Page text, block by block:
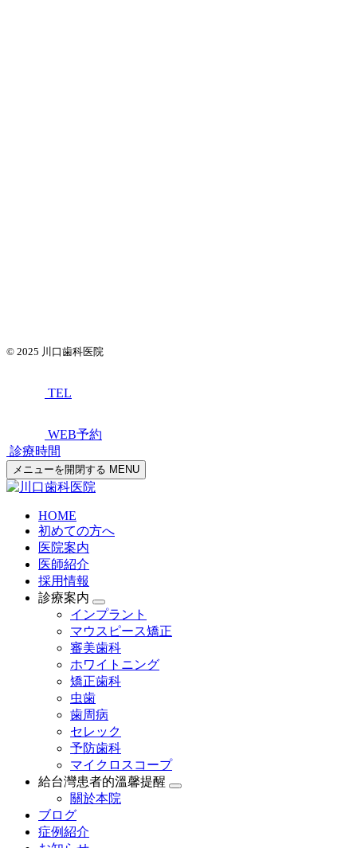
© 2025 川口歯科医院
TEL
WEB予約
診療時間
メニューを開閉する MENU
HOME
初めての方へ
医院案内
医師紹介
採用情報
診療案内
インプラント
マウスピース矯正
審美歯科
ホワイトニング
矯正歯科
虫歯
歯周病
セレック
予防歯科
マイクロスコープ
給台灣患者的溫馨提醒
關於本院
ブログ
症例紹介